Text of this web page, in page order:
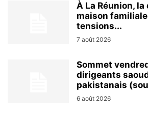
À La Réunion,
maison
tensions...
7 août 2026
Sommet
dirigeants
pakistanais
6 août 2026